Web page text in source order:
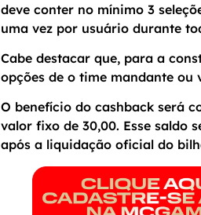
deve conter no mínimo 3
uma vez por usuário durante
Cabe destacar que, para a
opções de o time mandante ou
O benefício do cashback será
valor fixo de 30,00. Esse saldo
após a liquidação oficial do